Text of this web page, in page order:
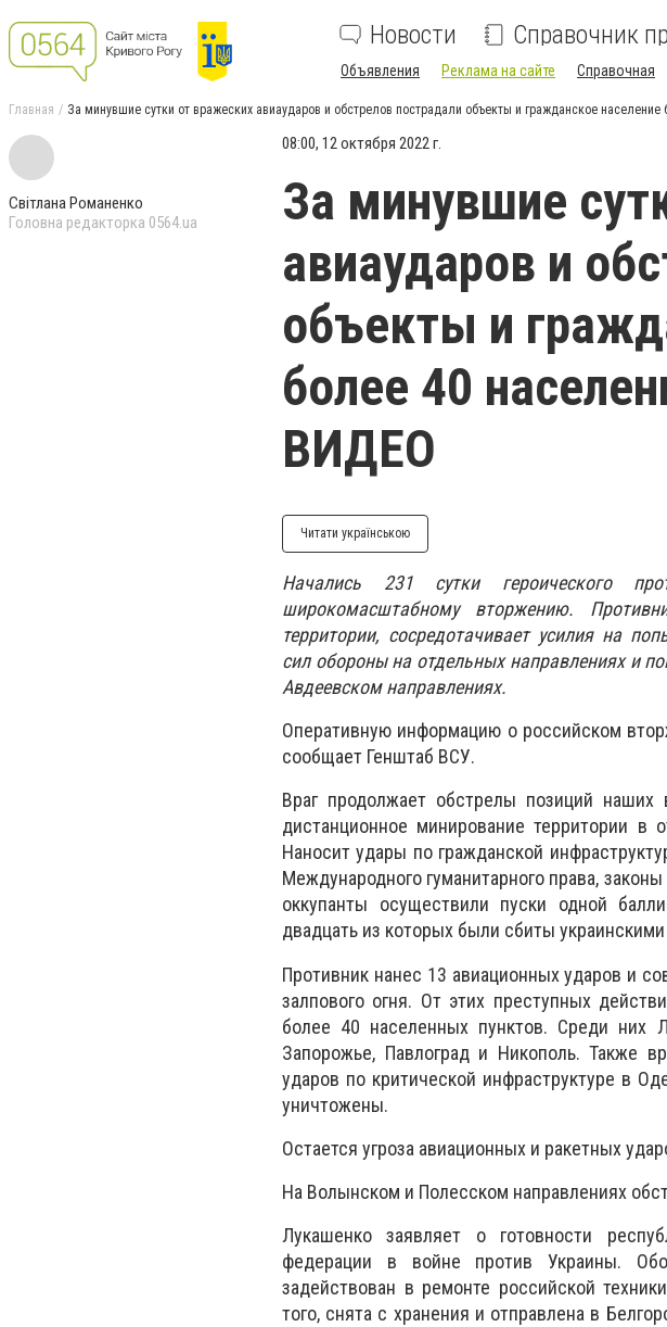
Новости Справочник
Объявления Реклама на сайте Справочная
Главная За минувшие сутки от вражеских авиаударов и обстрелов пострадали объекты и гражданское
Світлана Романенко
Головна редакторка 0564.ua
08:00, 12 октября 2022 г.
За минувшие
авиаударов и
объекты и
более 40
ВИДЕО
Читати українською
Начались 231 сутки героического
широкомасштабному вторжению.
территории, сосредотачивает усилия на
сил обороны на отдельных направлениях и
Авдеевском направлениях.
Оперативную информацию о российском
сообщает Генштаб ВСУ.
Враг продолжает обстрелы позиций наших
дистанционное минирование территории в
Наносит удары по гражданской
Международного гуманитарного права,
оккупанты осуществили пуски одной
двадцать из которых были сбиты
Противник нанес 13 авиационных ударов и
залпового огня. От этих преступных
более 40 населенных пунктов. Среди них
Запорожье, Павлоград и Никополь. Также
ударов по критической инфраструктуре в
уничтожены.
Остается угроза авиационных и ракетных
На Волынском и Полесском направлениях
Лукашенко заявляет о готовности
федерации в войне против Украины.
задействован в ремонте российской
того, снята с хранения и отправлена ​​в